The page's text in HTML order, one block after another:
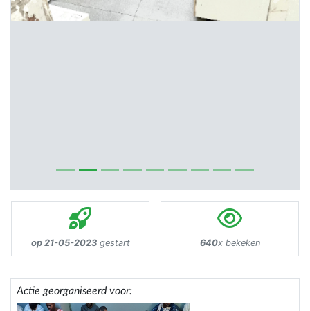
Previous Next
op 21-05-2023gestart 640x bekeken
Actie georganiseerd voor: